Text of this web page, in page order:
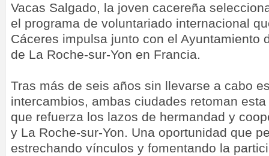
Vacas Salgado, la joven cacereña
el programa de voluntariado internacional
Cáceres impulsa junto con el Ayuntamiento
de La Roche-sur-Yon en Francia.
Tras más de seis años sin llevarse a cabo
intercambios, ambas ciudades retoman
que refuerza los lazos de hermandad y
y La Roche-sur-Yon. Una oportunidad que
estrechando vínculos y fomentando la